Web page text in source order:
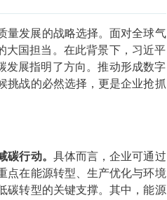
量发展的战略选择。面对全球气
大国担当。在此背景下，习近平
发展指明了方向。推动形成数字
挑战的必然选择，更是企业抢抓
行动。 具体而言，企业可通过
点在能源转型、生产优化与环境
碳转型的关键支撑。其中，能源